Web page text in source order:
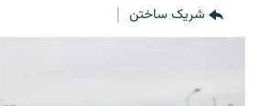
مراجعهجهان
برنامه‌هاشریک ساختن